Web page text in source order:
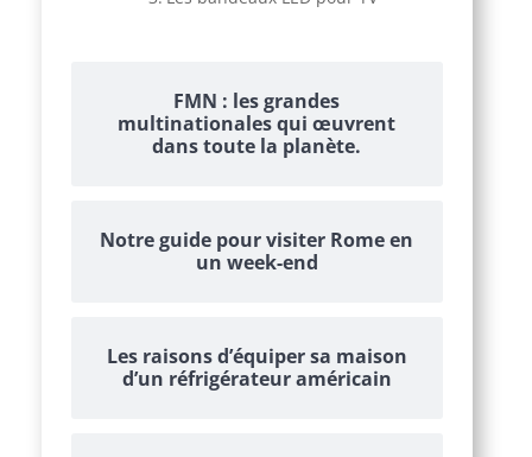
FMN : les grandes
multinationales qui œuvrent
dans toute la planète.
Notre guide pour visiter Rome en
un week-end
Les raisons d’équiper sa maison
d’un réfrigérateur américain